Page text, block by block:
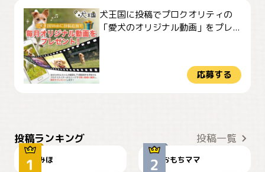
犬王国に投稿でプロクオリティの
「愛犬のオリジナル動画」をプレ...
応募する
投稿ランキング 投稿一覧
みほ おもちママ
可愛い？ 見てるぞぉ